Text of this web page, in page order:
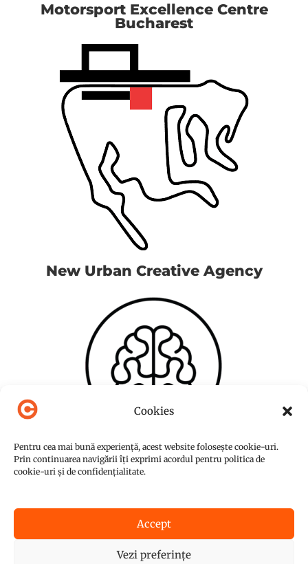
Cookies
Pentru cea mai bună experiență, acest website folosește cookie-uri.
Prin continuarea navigării îți exprimi acordul pentru politica de
cookie-uri și de confidențialitate.
Accept
Vezi preferințe
Motorsport Excellence Centre
Bucharest
New Urban Creative Agency
© Copyright 2015-2026NUC Agency